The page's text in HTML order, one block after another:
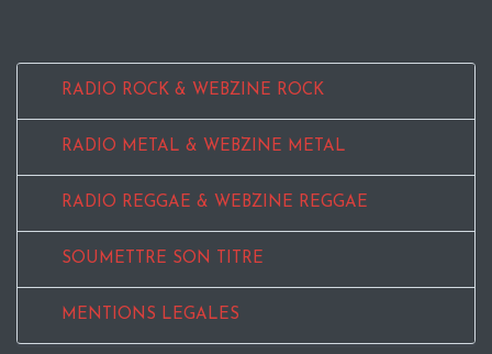
RADIO ROCK & WEBZINE ROCK
RADIO METAL & WEBZINE METAL
RADIO REGGAE & WEBZINE REGGAE
SOUMETTRE SON TITRE
MENTIONS LEGALES